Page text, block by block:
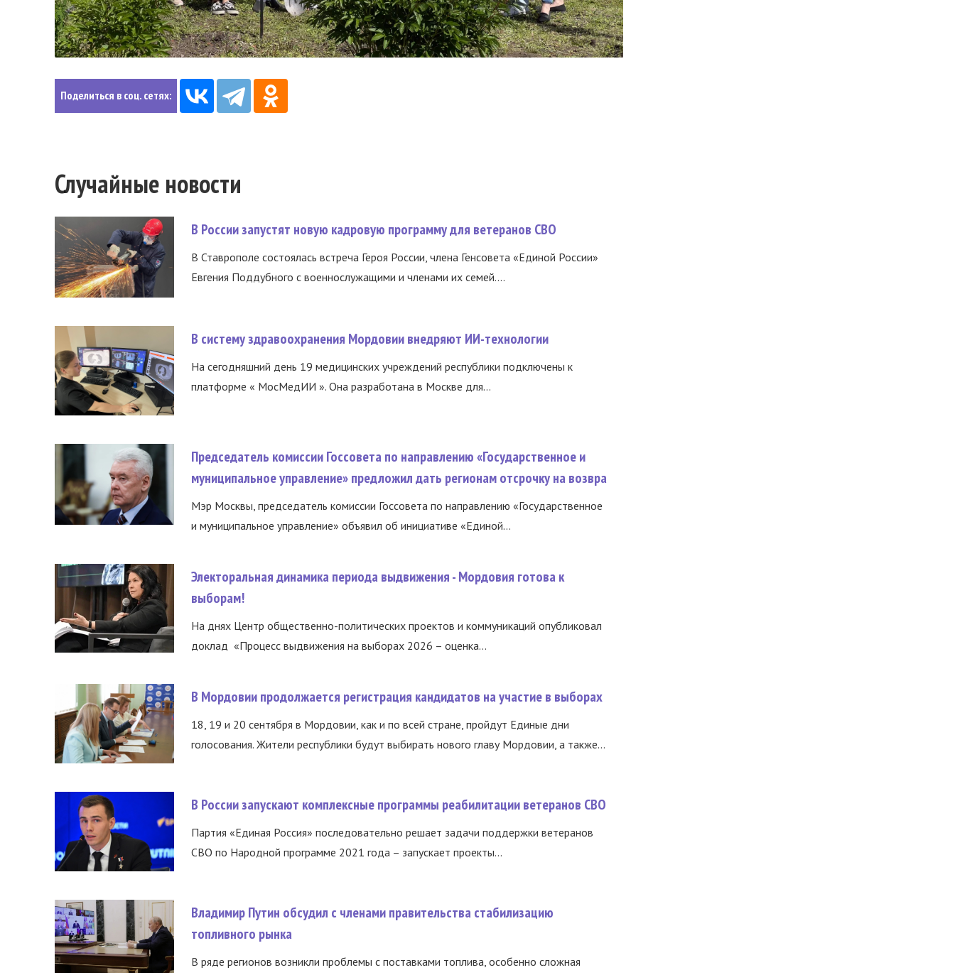
Поделиться в соц. сетях:
Случайные новости
В России запустят новую кадровую программу для ветеранов СВО
В Ставрополе состоялась встреча Героя России, члена Генсовета «Единой России»
Евгения Поддубного с военнослужащими и членами их семей....
В систему здравоохранения Мордовии внедряют ИИ-технологии
На сегодняшний день 19 медицинских учреждений республики подключены к
платформе « МосМедИИ ». Она разработана в Москве для...
Председатель комиссии Госсовета по направлению «Государственное и
муниципальное управление» предложил дать регионам отсрочку на возвра
Мэр Москвы, председатель комиссии Госсовета по направлению «Государственное
и муниципальное управление» объявил об инициативе «Единой...
Электоральная динамика периода выдвижения - Мордовия готова к
выборам!
На днях Центр общественно-политических проектов и коммуникаций опубликовал
доклад «Процесс выдвижения на выборах 2026 – оценка...
В Мордовии продолжается регистрация кандидатов на участие в выборах
18, 19 и 20 сентября в Мордовии, как и по всей стране, пройдут Единые дни
голосования. Жители республики будут выбирать нового главу Мордовии, а также...
В России запускают комплексные программы реабилитации ветеранов СВО
Партия «Единая Россия» последовательно решает задачи поддержки ветеранов
СВО по Народной программе 2021 года – запускает проекты...
Владимир Путин обсудил с членами правительства стабилизацию
топливного рынка
В ряде регионов возникли проблемы с поставками топлива, особенно сложная